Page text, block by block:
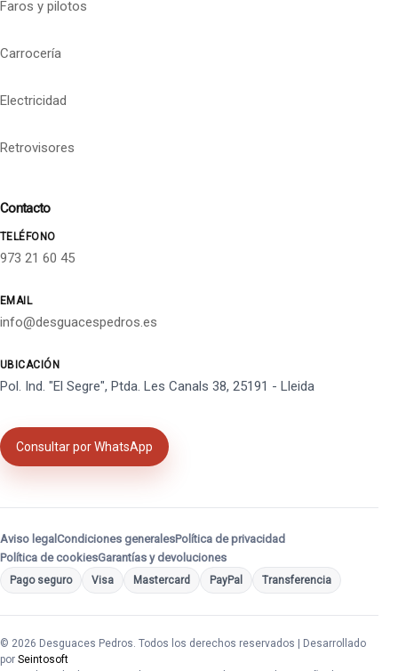
Faros y pilotos
Carrocería
Electricidad
Retrovisores
Contacto
TELÉFONO
973 21 60 45
EMAIL
info@desguacespedros.es
UBICACIÓN
Pol. Ind. "El Segre", Ptda. Les Canals 38, 25191 - Lleida
Consultar por WhatsApp
Aviso legal Condiciones generalesPolítica de privacidad
Política de cookiesGarantías y devoluciones
Pago seguro Visa Mastercard PayPal Transferencia
© 2026 Desguaces Pedros. Todos los derechos reservados | Desarrollado
por Seintosoft